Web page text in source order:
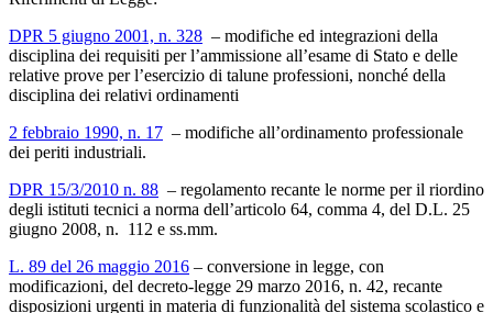
DPR 5 giugno 2001, n. 328 – modifiche ed integrazioni della
disciplina dei requisiti per l’ammissione all’esame di Stato e delle
relative prove per l’esercizio di talune professioni, nonché della
disciplina dei relativi ordinamenti
2 febbraio 1990, n. 17 – modifiche all’ordinamento professionale
dei periti industriali.
DPR 15/3/2010 n. 88 – regolamento recante le norme per il riordino
degli istituti tecnici a norma dell’articolo 64, comma 4, del D.L. 25
giugno 2008, n. 112 e ss.mm.
L. 89 del 26 maggio 2016 – conversione in legge, con
modificazioni, del decreto-legge 29 marzo 2016, n. 42, recante
disposizioni urgenti in materia di funzionalità del sistema scolastico e